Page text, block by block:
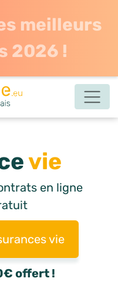
meilleurs
2026 !
vie
en ligne
vie
offert !